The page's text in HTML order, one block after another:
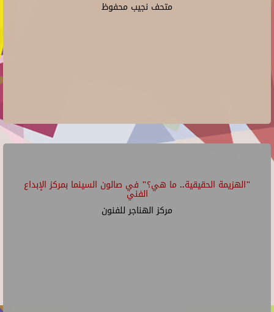
متحف نجيب محفوظ
"الهزيمة الحقيقية.. ما هي؟" في صالون السينما بمركز الإبداع
الفني
مركز الهناجر للفنون